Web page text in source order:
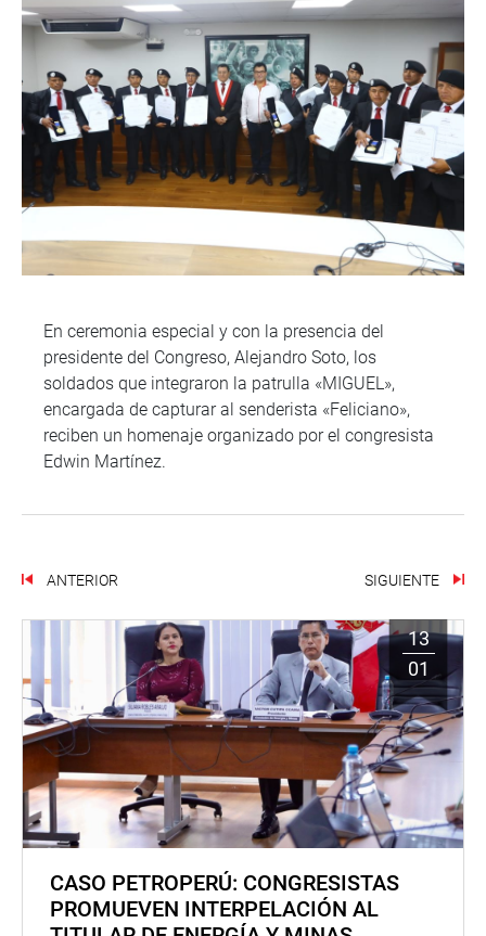
En ceremonia especial y con la presencia del
presidente del Congreso, Alejandro Soto, los
soldados que integraron la patrulla «MIGUEL»,
encargada de capturar al senderista «Feliciano»,
reciben un homenaje organizado por el congresista
Edwin Martínez.
ANTERIOR SIGUIENTE
13
01
CASO PETROPERÚ: CONGRESISTAS
PROMUEVEN INTERPELACIÓN AL